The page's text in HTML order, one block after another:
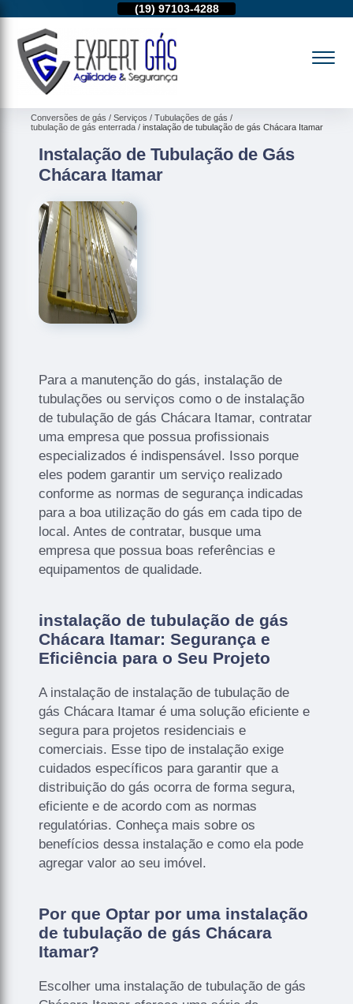
(19) 97103-4288
Conversões de gás Serviços
Tubulações de gás
tubulação de gás enterrada
instalação de tubulação de gás Chácara Itamar
Instalação de Tubulação de Gás
Chácara Itamar
Para a manutenção do gás, instalação de
tubulações ou serviços como o de instalação
de tubulação de gás Chácara Itamar, contratar
uma empresa que possua profissionais
especializados é indispensável. Isso porque
eles podem garantir um serviço realizado
conforme as normas de segurança indicadas
para a boa utilização do gás em cada tipo de
local. Antes de contratar, busque uma
empresa que possua boas referências e
equipamentos de qualidade.
instalação de tubulação de gás
Chácara Itamar: Segurança e
Eficiência para o Seu Projeto
A instalação de instalação de tubulação de
gás Chácara Itamar é uma solução eficiente e
segura para projetos residenciais e
comerciais. Esse tipo de instalação exige
cuidados específicos para garantir que a
distribuição do gás ocorra de forma segura,
eficiente e de acordo com as normas
regulatórias. Conheça mais sobre os
benefícios dessa instalação e como ela pode
agregar valor ao seu imóvel.
Por que Optar por uma instalação
de tubulação de gás Chácara
Itamar?
Escolher uma instalação de tubulação de gás